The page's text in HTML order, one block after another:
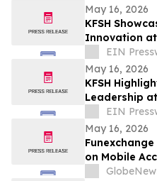
May 16, 2026
KFSH
Innovation
Tokyo
EIN
May 16, 2026
KFSH
Leadership
Tokyo
EIN
May 16, 2026
on Mobile
Experience